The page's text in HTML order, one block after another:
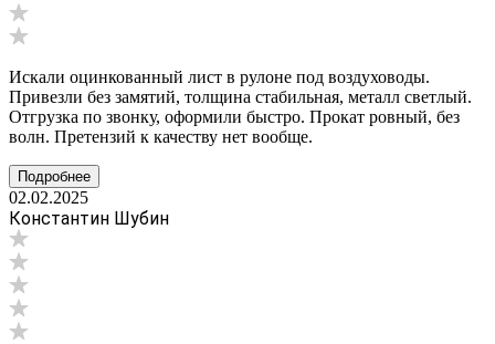
Искали оцинкованный лист в рулоне под воздуховоды.
Привезли без замятий, толщина стабильная, металл светлый.
Отгрузка по звонку, оформили быстро. Прокат ровный, без
волн. Претензий к качеству нет вообще.
Подробнее
02.02.2025
Константин Шубин